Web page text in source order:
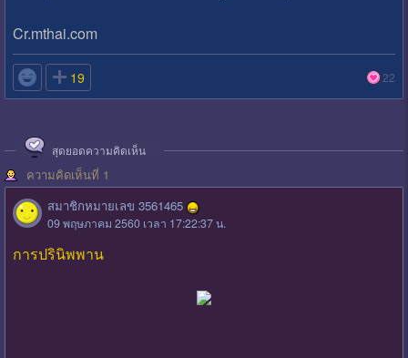
Cr.mthai.com
 19 22
สุดยอดความคิดเห็น
ความคิดเห็นที่ 1
สมาชิกหมายเลข 3561465
09 พฤษภาคม 2560 เวลา 17:22:37 น.
การปรินิพพาน